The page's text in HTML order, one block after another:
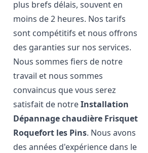
plus brefs délais, souvent en
moins de 2 heures. Nos tarifs
sont compétitifs et nous offrons
des garanties sur nos services.
Nous sommes fiers de notre
travail et nous sommes
convaincus que vous serez
satisfait de notreInstallation
Dépannage chaudière Frisquet
Roquefort les Pins. Nous avons
des années d'expérience dans le